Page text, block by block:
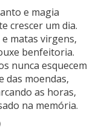
e magia
crescer um dia.
matas virgens,
benfeitoria.
nunca esquecem
das moendas,
as horas,
na memória.